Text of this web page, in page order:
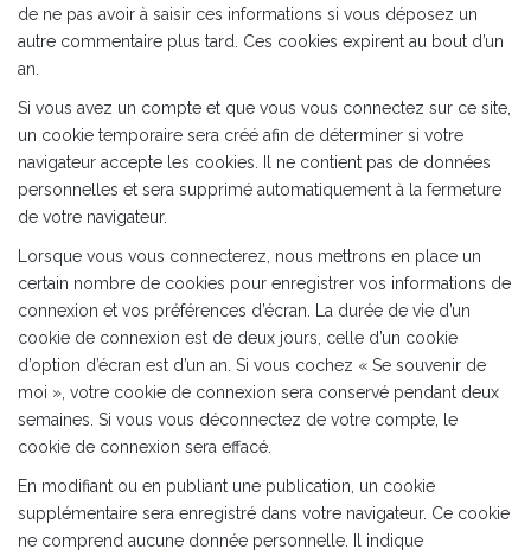
de ne pas avoir à saisir ces informations si vous déposez un
autre commentaire plus tard. Ces cookies expirent au bout d’un
an.
Si vous avez un compte et que vous vous connectez sur ce site,
un cookie temporaire sera créé afin de déterminer si votre
navigateur accepte les cookies. Il ne contient pas de données
personnelles et sera supprimé automatiquement à la fermeture
de votre navigateur.
Lorsque vous vous connecterez, nous mettrons en place un
certain nombre de cookies pour enregistrer vos informations de
connexion et vos préférences d’écran. La durée de vie d’un
cookie de connexion est de deux jours, celle d’un cookie
d’option d’écran est d’un an. Si vous cochez « Se souvenir de
moi », votre cookie de connexion sera conservé pendant deux
semaines. Si vous vous déconnectez de votre compte, le
cookie de connexion sera effacé.
En modifiant ou en publiant une publication, un cookie
supplémentaire sera enregistré dans votre navigateur. Ce cookie
ne comprend aucune donnée personnelle. Il indique